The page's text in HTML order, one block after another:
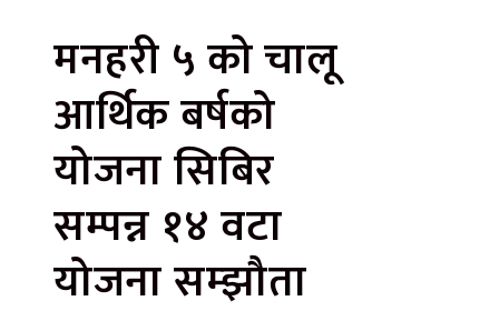
मनहरी ५ को चालू
आर्थिक बर्षको
योजना सिबिर
सम्पन्न १४ वटा
योजना सम्झौता